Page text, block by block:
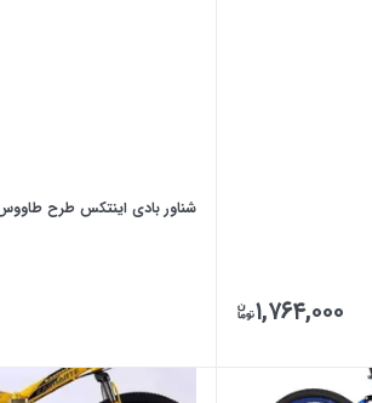
۱,۷۶۴,۰۰۰
شناور بادی اینتکس طرح طاووس